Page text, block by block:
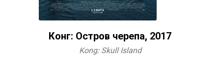
Конг: Остров черепа, 2017
Kong: Skull Island